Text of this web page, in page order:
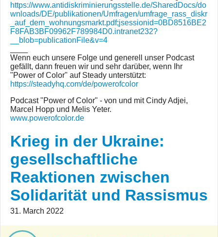
https://www.antidiskriminierungsstelle.de/SharedDocs/do
wnloads/DE/publikationen/Umfragen/umfrage_rass_diskr
_auf_dem_wohnungsmarkt.pdf;jsessionid=0BD8516BE2
F8FAB3BF09962F789984D0.intranet232?
__blob=publicationFile&v=4
Wenn euch unsere Folge und generell unser Podcast
gefällt, dann freuen wir und sehr darüber, wenn Ihr
"Power of Color" auf Steady unterstützt:
https://steadyhq.com/de/powerofcolor
Podcast "Power of Color" - von und mit Cindy Adjei,
Marcel Hopp und Melis Yeter.
www.powerofcolor.de
Krieg in der Ukraine:
gesellschaftliche
Reaktionen zwischen
Solidarität und Rassismus
31. March 2022